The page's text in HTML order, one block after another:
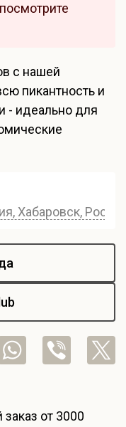
с нашей
пикантность и
- идеально для
Хабаровск,
от 3000